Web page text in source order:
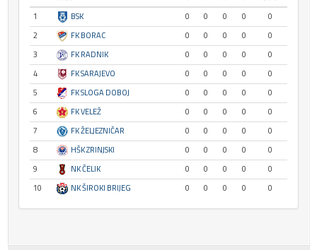
1
BSK 0 0 0 0
0
2
FK BORAC 0 0 0 0
0
3
FK RADNIK 0 0 0 0
0
4
FK SARAJEVO 0 0 0 0
0
5
FK SLOGA DOBOJ 0 0 0 0
0
6
FK VELEŽ 0 0 0 0
0
7
FK ŽELJEZNIČAR 0 0 0 0
0
8
HŠK ZRINJSKI 0 0 0 0
0
9
NK ČELIK 0 0 0 0
0
10
NK ŠIROKI BRIJEG 0 0 0 0 0